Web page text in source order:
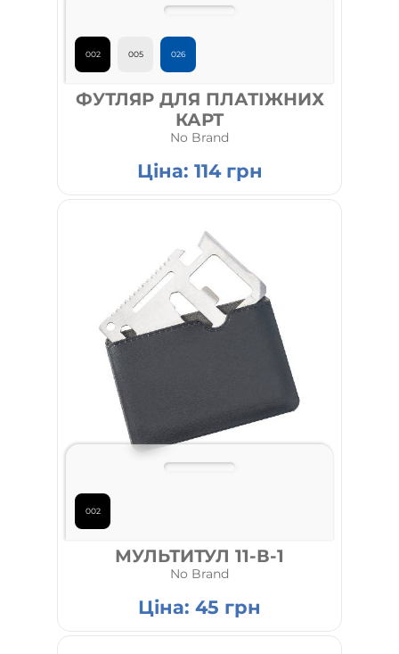
002 005 026
ФУТЛЯР ДЛЯ ПЛАТІЖНИХ
КАРТ
No Brand
Ціна: 114 грн
002
МУЛЬТИТУЛ 11-В-1
No Brand
Ціна: 45 грн